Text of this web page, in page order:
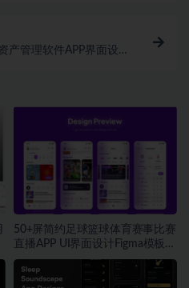
产管理软件APP界面设
50+屏简约足球篮球体育赛事比赛
直播APP UI界面设计Figma模板套
件